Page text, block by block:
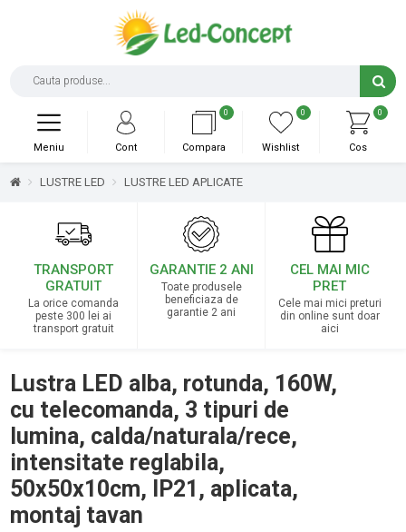
0
Cos
0
Wishlist
0
Compara
Cont
Meniu
LUSTRE LED LUSTRE LED APLICATE
TRANSPORT
GRATUIT
La orice comanda
peste 300 lei ai
transport gratuit
GARANTIE 2 ANI
Toate produsele
beneficiaza de
garantie 2 ani
CEL MAI MIC
PRET
Cele mai mici preturi
din online sunt doar
aici
Lustra LED alba, rotunda, 160W,
cu telecomanda, 3 tipuri de
lumina, calda/naturala/rece,
intensitate reglabila,
50x50x10cm, IP21, aplicata,
montaj tavan